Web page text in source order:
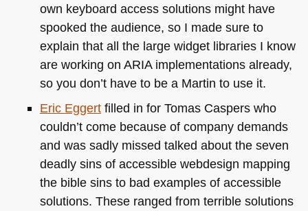
own keyboard access solutions might have
spooked the audience, so I made sure to
explain that all the large widget libraries I know
are working on ARIAimplementations already,
so you don’t have to be a Martin to use it.
Eric Eggertfilled in for Tomas Caspers who
couldn’t come because of company demands
and was sadly missed talked about the seven
deadly sins of accessible webdesign mapping
the bible sins to bad examples of accessible
solutions. These ranged from terrible solutions